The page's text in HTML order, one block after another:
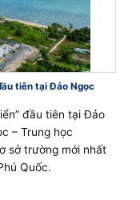
tiên tại Đảo Ngọc
đầu tiên tại Đảo
– Trung học
sở trường mới nhất
Quốc.